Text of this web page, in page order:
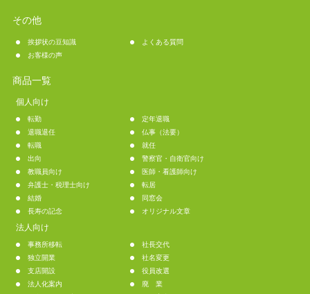
その他
挨拶状の豆知識
よくある質問
お客様の声
商品一覧
個人向け
転勤
定年退職
退職退任
仏事（法要）
転職
就任
出向
警察官・自衛官向け
教職員向け
医師・看護師向け
弁護士・税理士向け
転居
結婚
同窓会
長寿の記念
オリジナル文章
法人向け
事務所移転
社長交代
独立開業
社名変更
支店開設
役員改選
法人化案内
廃 業